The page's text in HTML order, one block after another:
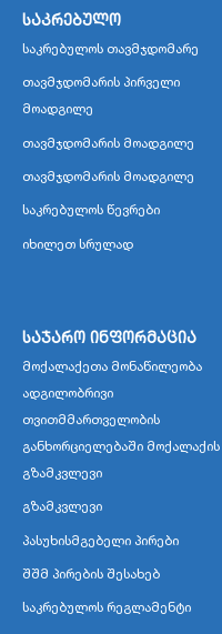
საკრებულო
საკრებულოს თავმჯდომარე
თავმჯდომარის პირველი
მოადგილე
თავმჯდომარის მოადგილე
თავმჯდომარის მოადგილე
საკრებულოს წევრები
იხილეთ სრულად
საჯარო ინფორმაცია
მოქალაქეთა მონაწილეობა
ადგილობრივი
თვითმმართველობის
განხორციელებაში მოქალაქის
გზამკვლევი
გზამკვლევი
პასუხისმგებელი პირები
შშმ პირების შესახებ
საკრებულოს რეგლამენტი